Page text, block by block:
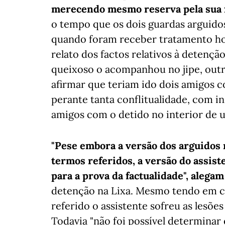
merecendo mesmo reserva pela
o tempo que os dois guardas
quando foram receber tratamento
relato dos factos relativos à
queixoso o acompanhou no jipe,
afirmar que teriam ido dois amigos
perante tanta conflitualidade, com
amigos com o detido no interior de
"Pese embora a versão dos
termos referidos, a versão do
para a prova da factualidade",
detenção na Lixa. Mesmo tendo em
referido o assistente sofreu as
Todavia "não foi possível determinar